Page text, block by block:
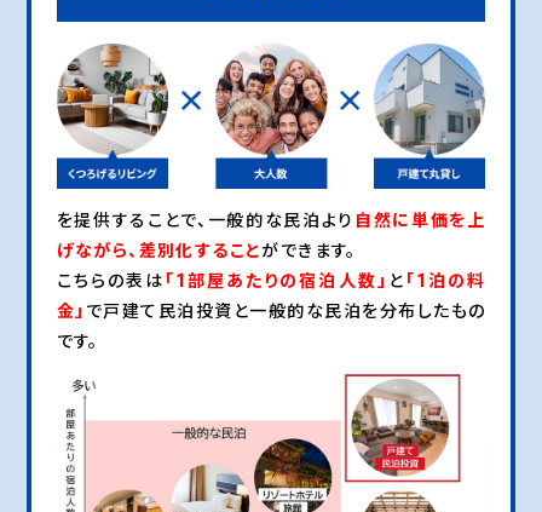
を提供することで、一般的な民泊より 自然に単価を上
げながら、差別化することができます。
こちらの表は 「1部屋あたりの宿泊人数」 と 「1泊の料
金」 で戸建て民泊投資と一般的な民泊を分布したもの
です。